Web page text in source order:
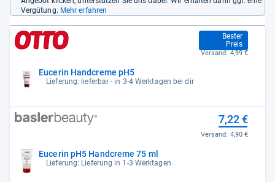
Vergütung. Mehr erfahren
Eucerin Handcreme pH5
Lieferung: lieferbar - in 3-4 Werktagen bei dir
Bester
Preis
6,50 €
Versand: 4,99 €
Eucerin pH5 Handcreme 75 ml
Lieferung: Lieferung in 1-3 Werktagen
7,22 €
Versand: 4,90 €